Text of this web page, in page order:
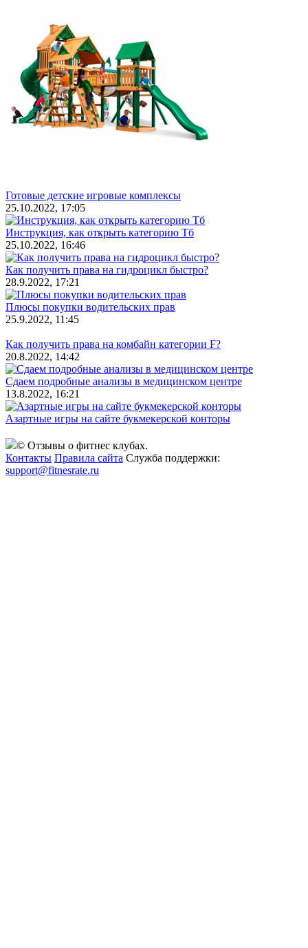
Готовые детские игровые комплексы
25.10.2022, 17:05
Инструкция, как открыть категорию Тб
25.10.2022, 16:46
Как получить права на гидроцикл быстро?
28.9.2022, 17:21
Плюсы покупки водительских прав
25.9.2022, 11:45
Как получить права на комбайн категории F?
20.8.2022, 14:42
Сдаем подробные анализы в медицинском центре
13.8.2022, 16:21
Азартные игры на сайте букмекерской конторы
© Отзывы о фитнес клубах.
Контакты Правила сайта Служба поддержки:
support@fitnesrate.ru